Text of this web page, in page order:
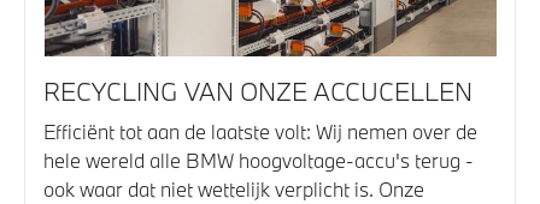
RECYCLING VAN ONZE ACCUCELLEN
Efficiënt tot aan de laatste volt: Wij nemen over de
hele wereld alle BMW hoogvoltage-accu's terug -
ook waar dat niet wettelijk verplicht is. Onze